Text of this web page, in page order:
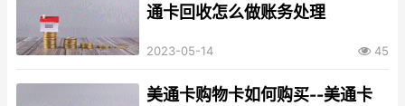
通卡回收怎么做账务处理
2023-05-14 45
美通卡购物卡如何购买--美通卡